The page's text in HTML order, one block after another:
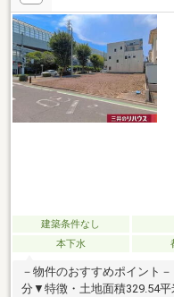
建築条件なし
本下水
－物件のおすすめポイント
分▼特徴・土地面積329.54平